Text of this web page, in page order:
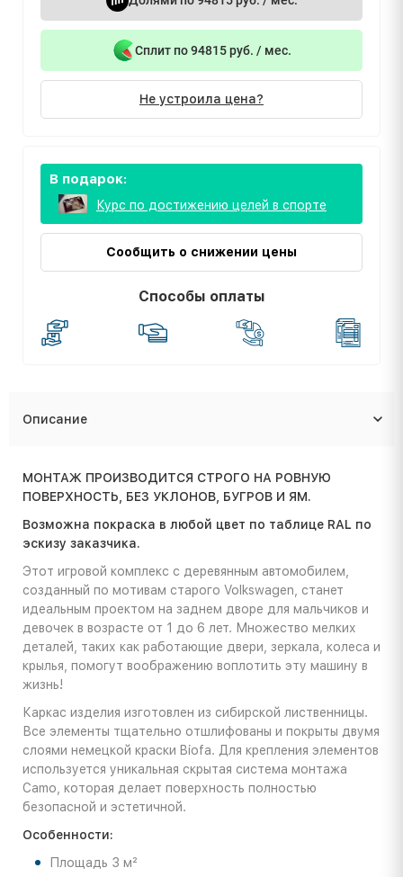
Сплит по 94815 руб. / мес.
Не устроила цена?
В подарок:
Курс по достижению целей в спорте
Сообщить о снижении цены
Способы оплаты
Описание
МОНТАЖ ПРОИЗВОДИТСЯ СТРОГО НА РОВНУЮ
ПОВЕРХНОСТЬ, БЕЗ УКЛОНОВ, БУГРОВ И ЯМ.
Возможна покраска в любой цвет по таблице RAL по
эскизу заказчика.
Этот игровой комплекс с деревянным автомобилем,
созданный по мотивам старого Volkswagen, станет
идеальным проектом на заднем дворе для мальчиков и
девочек в возрасте от 1 до 6 лет. Множество мелких
деталей, таких как работающие двери, зеркала, колеса и
крылья, помогут воображению воплотить эту машину в
жизнь!
Каркас изделия изготовлен из сибирской лиственницы.
Все элементы тщательно отшлифованы и покрыты двумя
слоями немецкой краски Biofa. Для крепления элементов
используется уникальная скрытая система монтажа
Camo, которая делает поверхность полностью
безопасной и эстетичной.
Особенности:
Площадь 3 м²